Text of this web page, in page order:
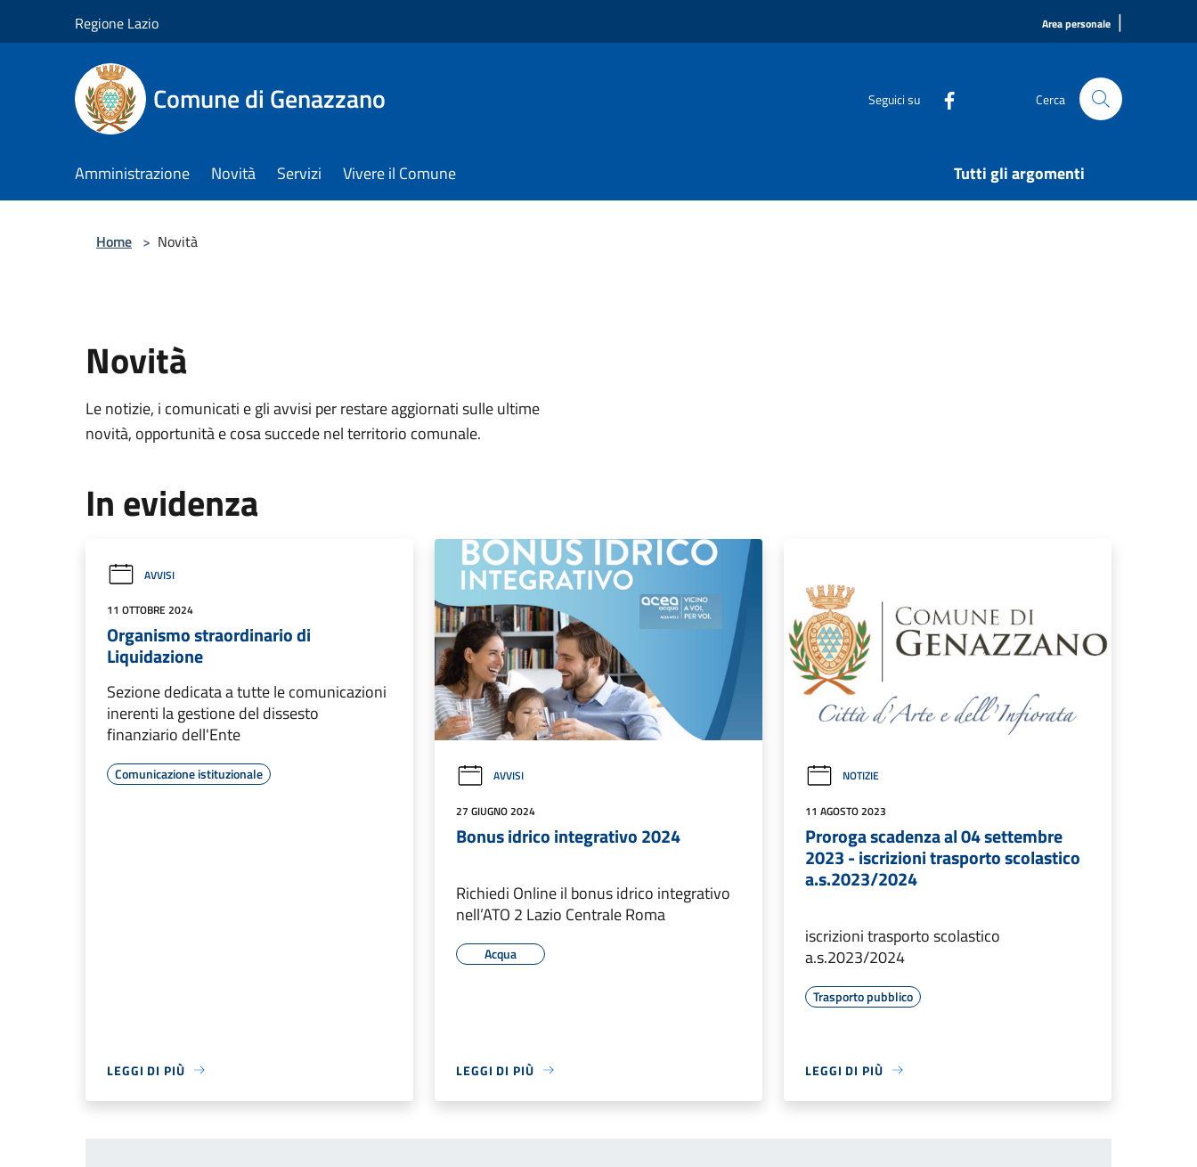
Regione Lazio Area personale |
Comune di Genazzano Seguici su Cerca
Amministrazione Novità Servizi Vivere il Comune Tutti gli argomenti
Home > Novità
Novità
Le notizie, i comunicati e gli avvisi per restare aggiornati sulle ultime
novità, opportunità e cosa succede nel territorio comunale.
In evidenza
AVVISI
11 OTTOBRE 2024
Organismo straordinario di
Liquidazione
Sezione dedicata a tutte le comunicazioni
inerenti la gestione del dissesto
finanziario dell'Ente
Comunicazione istituzionale
LEGGI DI PIÙ
AVVISI
27 GIUGNO 2024
Bonus idrico integrativo 2024
Richiedi Online il bonus idrico integrativo
nell’ATO 2 Lazio Centrale Roma
Acqua
LEGGI DI PIÙ
NOTIZIE
11 AGOSTO 2023
Proroga scadenza al 04 settembre
2023 - iscrizioni trasporto scolastico
a.s.2023/2024
iscrizioni trasporto scolastico
a.s.2023/2024
Trasporto pubblico
LEGGI DI PIÙ